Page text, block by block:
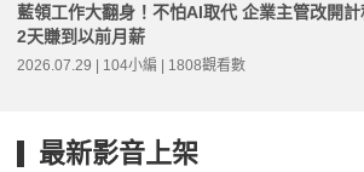
藍領工作大翻身！不怕AI取代 企業主管改開
2天賺到以前月薪
2026.07.29 | 104小編 | 1808觀看數
最新影音上架